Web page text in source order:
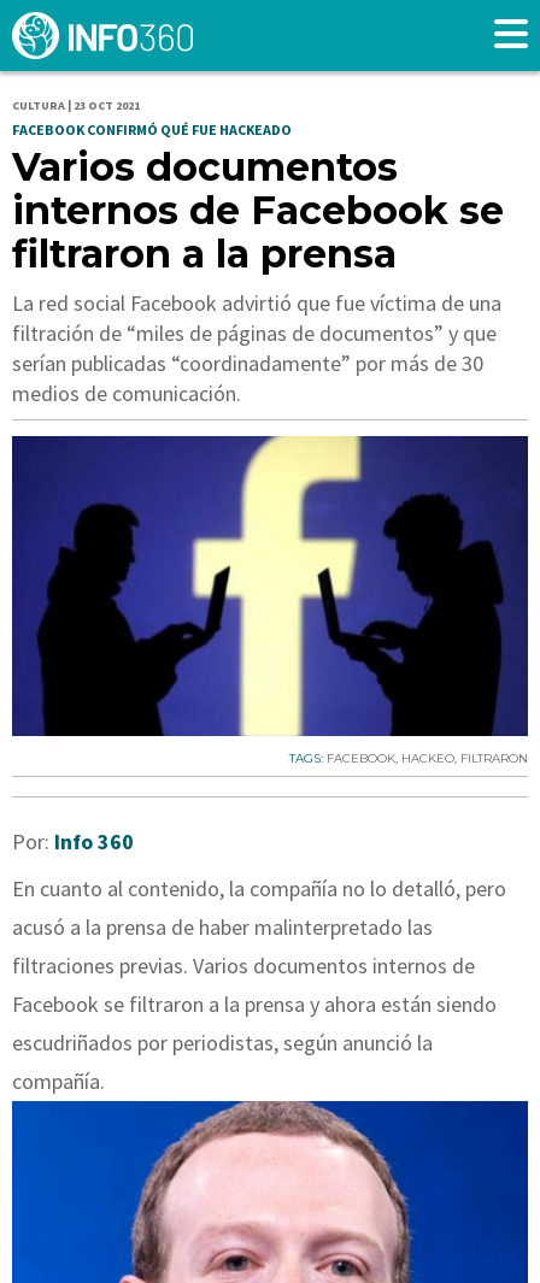
CULTURA | 23 OCT 2021
FACEBOOK CONFIRMÓ QUÉ FUE HACKEADO
Varios documentos
internos de Facebook se
filtraron a la prensa
La red social Facebook advirtió que fue víctima de una
filtración de “miles de páginas de documentos” y que
serían publicadas “coordinadamente” por más de 30
medios de comunicación.
TAGS: FACEBOOK, HACKEO, FILTRARON
Por: Info 360
En cuanto al contenido, la compañía no lo detalló, pero
acusó a la prensa de haber malinterpretado las
filtraciones previas. Varios documentos internos de
Facebook se filtraron a la prensa y ahora están siendo
escudriñados por periodistas, según anunció la
compañía.